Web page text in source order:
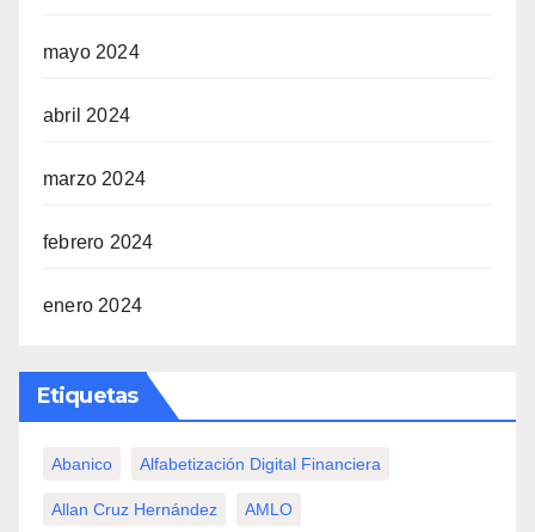
mayo 2024
abril 2024
marzo 2024
febrero 2024
enero 2024
Etiquetas
Abanico Alfabetización Digital Financiera
Allan Cruz Hernández AMLO